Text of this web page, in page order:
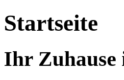
Startseite
Ihr